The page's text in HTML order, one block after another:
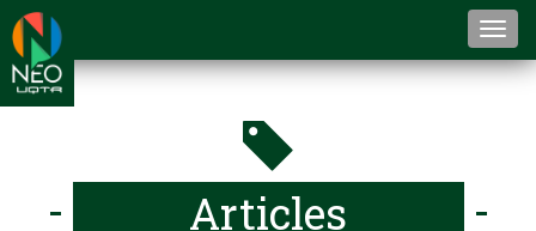
Articles